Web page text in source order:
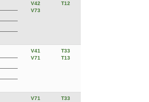
V42
V73
T12
V41
V71
T33
T13
V71
T33